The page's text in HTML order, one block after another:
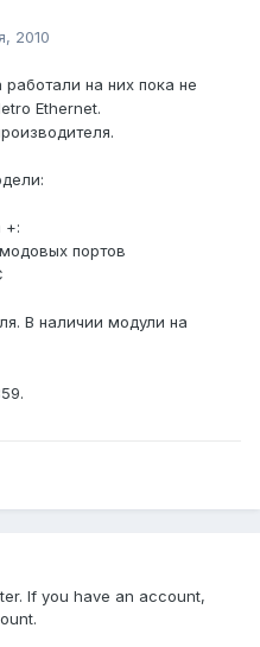
2010
на них пока не
Ethernet.
+:
портов
В наличии модули на
If you have an account,